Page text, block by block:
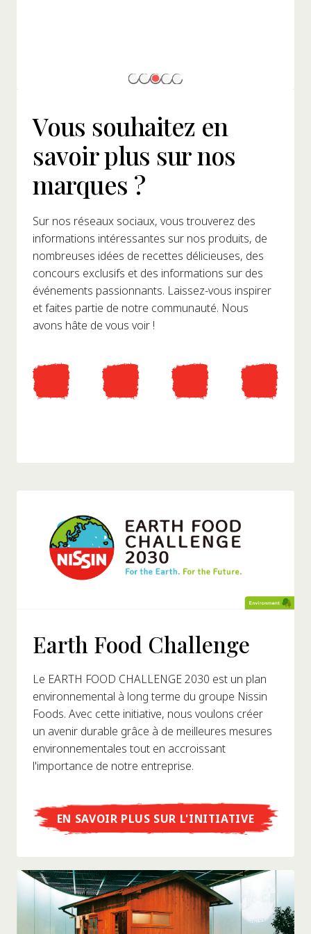
Vous souhaitez en
savoir plus sur nos
marques ?
Sur nos réseaux sociaux, vous trouverez des
informations intéressantes sur nos produits, de
nombreuses idées de recettes délicieuses, des
concours exclusifs et des informations sur des
événements passionnants. Laissez-vous inspirer
et faites partie de notre communauté. Nous
avons hâte de vous voir !
Earth Food Challenge
Le EARTH FOOD CHALLENGE 2030 est un plan
environnemental à long terme du groupe Nissin
Foods. Avec cette initiative, nous voulons créer
un avenir durable grâce à de meilleures mesures
environnementales tout en accroissant
l'importance de notre entreprise.
EN SAVOIR PLUS SUR L'INITIATIVE